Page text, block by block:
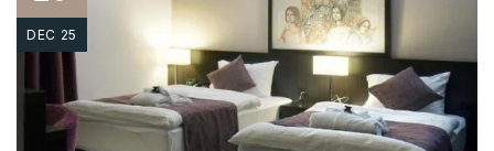
DEC 25